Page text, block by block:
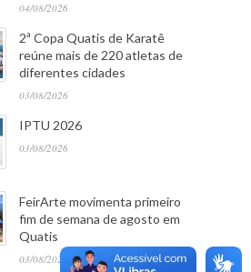
04/08/2026
2ª Copa Quatis de Karatê
reúne mais de 220 atletas de
diferentes cidades
03/08/2026
IPTU 2026
03/08/2026
FeirArte movimenta primeiro
fim de semana de agosto em
Quatis
03/08/2026